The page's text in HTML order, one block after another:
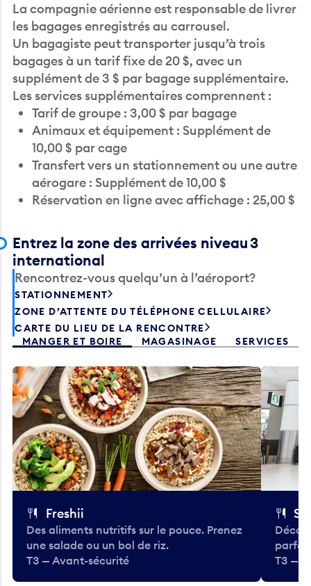
La compagnie aérienne est responsable de livrer
les bagages enregistrés au carrousel.
Un bagagiste peut transporter jusqu’à trois
bagages à un tarif fixe de 20 $, avec un
supplément de 3 $ par bagage supplémentaire.
Les services supplémentaires comprennent :
Tarif de groupe : 3,00 $ par bagage
Animaux et équipement : Supplément de
10,00 $ par cage
Transfert vers un stationnement ou une autre
aérogare : Supplément de 10,00 $
Réservation en ligne avec affichage : 25,00 $
Entrez la zone des arrivées niveau 3
international
Rencontrez-vous quelqu’un à l’aéroport?
STATIONNEMENT
ZONE D’ATTENTE DU TÉLÉPHONE CELLULAIRE
CARTE DU LIEU DE LA RENCONTRE
MANGER ET BOIRE
MAGASINAGE SERVICES
Freshii
Des aliments nutritifs sur le pouce. Prenez
une salade ou un bol de riz.
T3 — Avant-sécurité
T3 —